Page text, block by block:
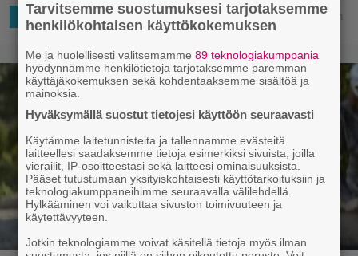
SUORATOISTO TV-SARJAT 7.11.2025 12:00 Ira Hurskainen
Tarvitsemme suostumuksesi tarjotaksemme
henkilökohtaisen käyttökokemuksen
Me ja huolellisesti valitsemamme89 teknologiakumppania
hyödynnämme henkilötietoja tarjotaksemme paremman
käyttäjäkokemuksen sekä kohdentaaksemme sisältöä ja
mainoksia.
Hyväksymällä suostut tietojesi käyttöön seuraavasti
Käytämme laitetunnisteita ja tallennamme evästeitä
laitteellesi saadaksemme tietoja esimerkiksi sivuista, joilla
vierailit, IP-osoitteestasi sekä laitteesi ominaisuuksista.
Pääset tutustumaan yksityiskohtaisesti käyttötarkoituksiin ja
teknologiakumppaneihimme seuraavalla välilehdellä.
Hylkääminen voi vaikuttaa sivuston toimivuuteen ja
käytettävyyteen.
Jotkin teknologiamme voivat käsitellä tietoja myös ilman